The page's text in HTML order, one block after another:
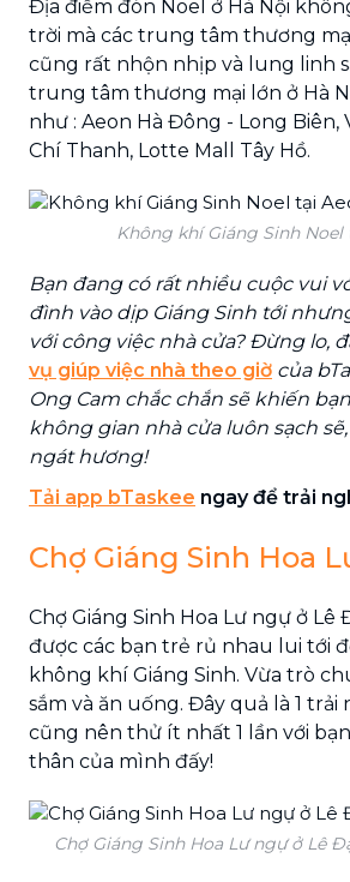
Địa điểm đón Noel ở Hà Nội
trời mà các trung tâm thương
cũng rất nhộn nhịp và lung linh
trung tâm thương mại lớn ở Hà
như : Aeon Hà Đông - Long Biên,
Chí Thanh, Lotte Mall Tây Hồ.
Không khí Giáng Sinh Noel
Bạn đang có rất nhiều cuộc vui
đình vào dịp Giáng Sinh tới
với công việc nhà cửa? Đừng lo,
vụ giúp việc nhà theo giờ của
Ong Cam chắc chắn sẽ khiến
không gian nhà cửa luôn sạch
ngát hương!
Tải app bTaskee ngay để trải
Chợ Giáng Sinh Hoa
Chợ Giáng Sinh Hoa Lư ngự ở Lê
được các bạn trẻ rủ nhau lui tới
không khí Giáng Sinh. Vừa trò
sắm và ăn uống. Đây quả là 1 trải
cũng nên thử ít nhất 1 lần với
thân của mình đấy!
Chợ Giáng Sinh Hoa Lư ngự ở Lê